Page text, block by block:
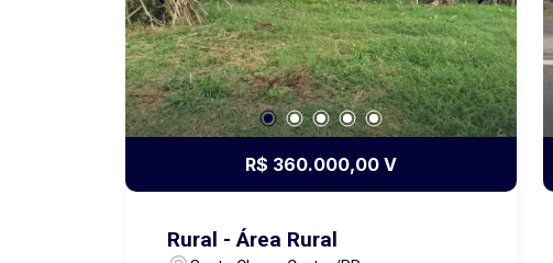
R$ 360.000,00 V
Rural - Área Rural